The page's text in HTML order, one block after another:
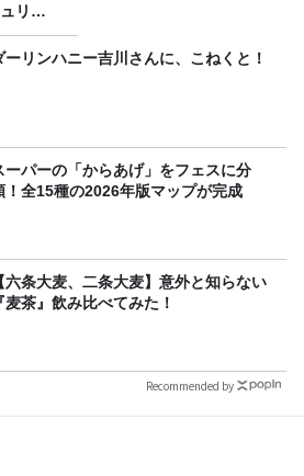
リン
シピ
ーリンハニー吉川さんに、こねくと！
ーパーの「からあげ」をフェスに分
！全15種の2026年版マップが完成
【六条大麦、二条大麦】意外と知らない
『麦茶』飲み比べてみた！
Recommended by